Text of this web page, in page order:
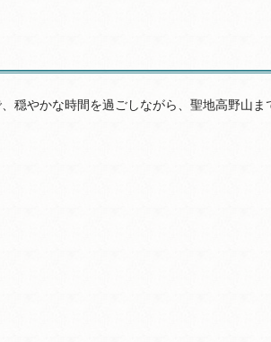
穏やかな時間を過ごしながら、聖地高野山ま